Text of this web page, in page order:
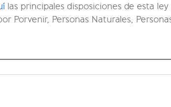
las principales disposiciones de esta
Porvenir, Personas Naturales,